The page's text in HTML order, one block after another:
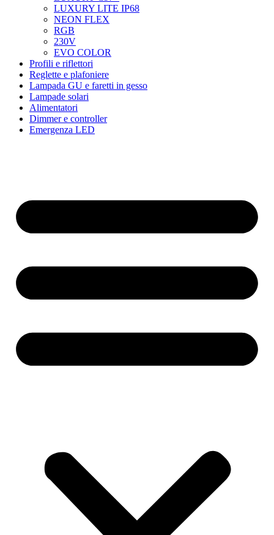
LUXURY LITE IP68
NEON FLEX
RGB
230V
EVO COLOR
Profili e riflettori
Reglette e plafoniere
Lampada GU e faretti in gesso
Lampade solari
Alimentatori
Dimmer e controller
Emergenza LED